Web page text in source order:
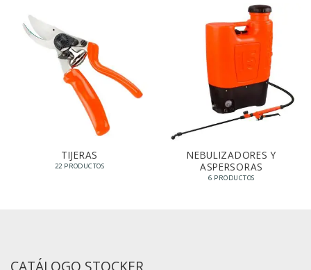
TIJERAS
22 PRODUCTOS
NEBULIZADORES Y
ASPERSORAS
6 PRODUCTOS